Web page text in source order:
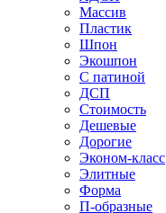
Массив
Пластик
Шпон
Экошпон
С патиной
ДСП
Стоимость
Дешевые
Дорогие
Эконом-класс
Элитные
Форма
П-образные